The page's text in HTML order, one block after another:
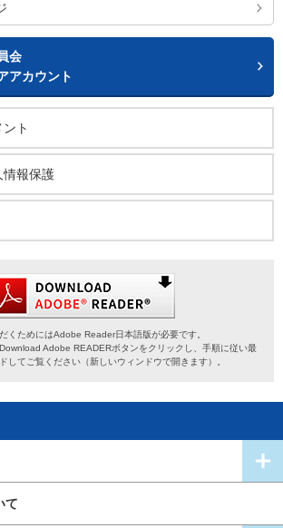
会
アカウント
ト
情報保護
くためにはAdobe Reader日本語版が必要です。
Adobe READERボタンをクリックし、手順に従い最
してご覧ください（新しいウィンドウで開きます）。
て